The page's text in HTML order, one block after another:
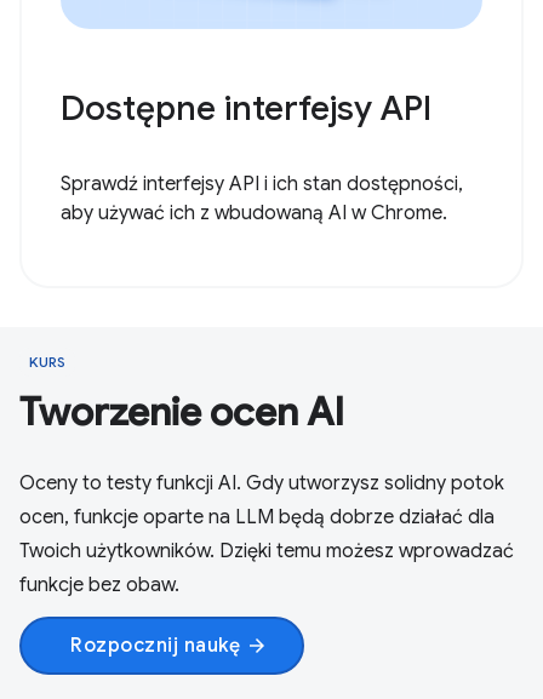
Dostępne interfejsy API
Sprawdź interfejsy API i ich stan dostępności,
aby używać ich z wbudowaną AI w Chrome.
KURS
Tworzenie ocen AI
Oceny to testy funkcji AI. Gdy utworzysz solidny potok
ocen, funkcje oparte na LLM będą dobrze działać dla
Twoich użytkowników. Dzięki temu możesz wprowadzać
funkcje bez obaw.
Rozpocznij naukę arrow_forward